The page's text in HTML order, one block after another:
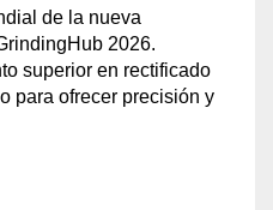
de la nueva
2026.
superior en rectificado
para ofrecer precisión y